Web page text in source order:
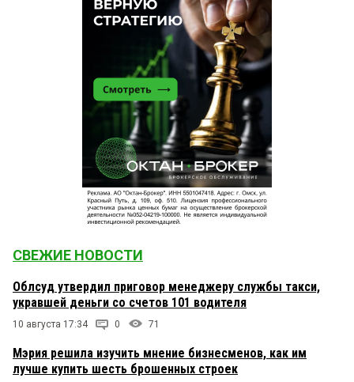
СВЕЖИЕ НОВОСТИ
Облсуд утвердил приговор менеджеру службы такси,
укравшей деньги со счетов 101 водителя
10 августа 17:34 0 71
Мэрия решила изучить мнение бизнесменов, как им
лучше купить шесть брошенных строек